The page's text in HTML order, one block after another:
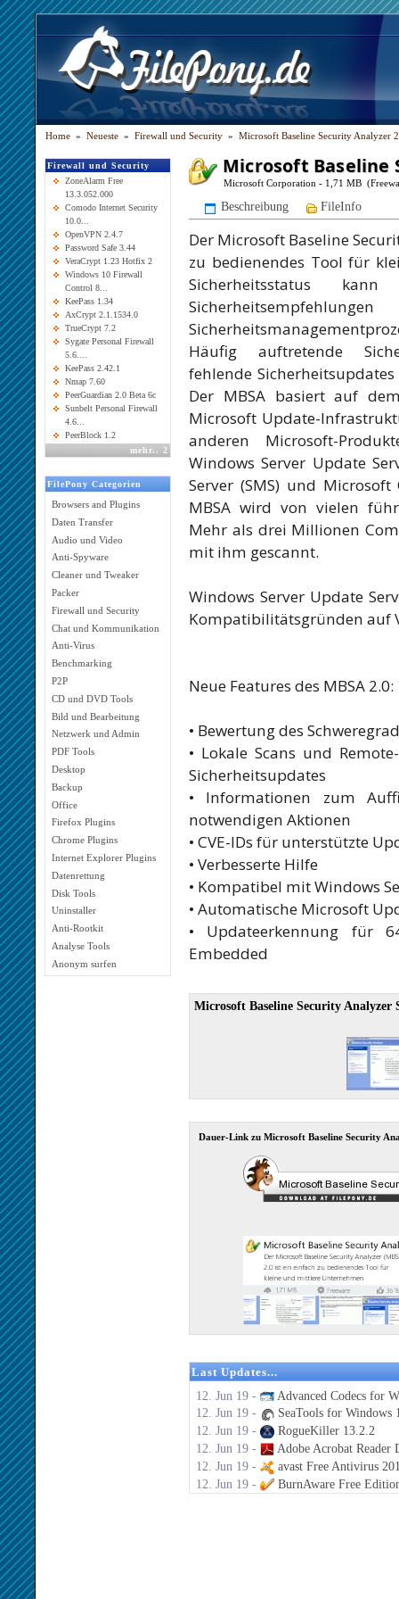
Home » Neueste » Firewall und Security » Microsoft Baseline Security Analyzer
Firewall und Security
ZoneAlarm Free
13.3.052.000
Comodo Internet Security
10.0...
OpenVPN 2.4.7
Password Safe 3.44
VeraCrypt 1.23 Hotfix 2
Windows 10 Firewall
Control 8...
KeePass 1.34
AxCrypt 2.1.1534.0
TrueCrypt 7.2
Sygate Personal Firewall
5.6....
KeePass 2.42.1
Nmap 7.60
PeerGuardian 2.0 Beta 6c
Sunbelt Personal Firewall
4.6...
PeerBlock 1.2
mehr.. 2
FilePony Categorien
Browsers and Plugins
Daten Transfer
Audio und Video
Anti-Spyware
Cleaner und Tweaker
Packer
Firewall und Security
Chat und Kommunikation
Anti-Virus
Benchmarking
P2P
CD und DVD Tools
Bild und Bearbeitung
Netzwerk und Admin
PDF Tools
Desktop
Backup
Office
Firefox Plugins
Chrome Plugins
Internet Explorer Plugins
Datenrettung
Disk Tools
Uninstaller
Anti-Rootkit
Analyse Tools
Anonym surfen
Microsoft Baseline
Microsoft Corporation - 1,71 MB
Beschreibung FileInfo
Der Microsoft Baseline
zu bedienendes Tool für
Sicherheitsstatus
Häufig auftretende
fehlende
Der MBSA basiert auf
Microsoft Update-
anderen Microsoft-
Windows Server Update
Server (SMS) und
MBSA wird von vielen
Mehr als drei Millionen
mit ihm gescannt.
Windows Server Update
Kompatibilitätsgründen auf
Neue Features des MBSA 2.0:
• Bewertung des
• Lokale Scans und
Sicherheitsupdates
• Informationen zum
notwendigen Aktionen
• CVE-IDs für unterstützte
• Verbesserte Hilfe
• Kompatibel mit Windows
• Automatische Microsoft
• Updateerkennung für
Embedded
Microsoft Baseline Security Analyzer
Dauer-Link zu Microsoft Baseline Security
Last Updates...
12. Jun 19 -
Advanced Codecs for
12. Jun 19 -
SeaTools for Windows
12. Jun 19 -
RogueKiller 13.2.2
12. Jun 19 -
Adobe Acrobat Reader
12. Jun 19 -
avast Free Antivirus
12. Jun 19 -
BurnAware Free